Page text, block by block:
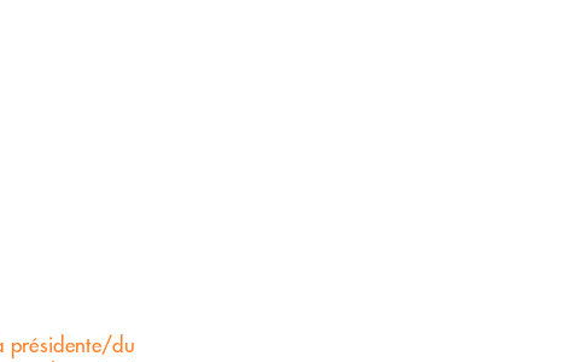
présidente/du